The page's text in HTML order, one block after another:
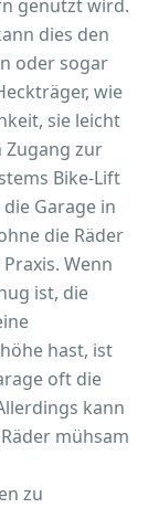
genutzt wird.
dies den
oder sogar
wie
sie leicht
Zugang zur
Bike-Lift
Garage in
die Räder
Wenn
ist, die
hast, ist
oft die
kann
mühsam
zu